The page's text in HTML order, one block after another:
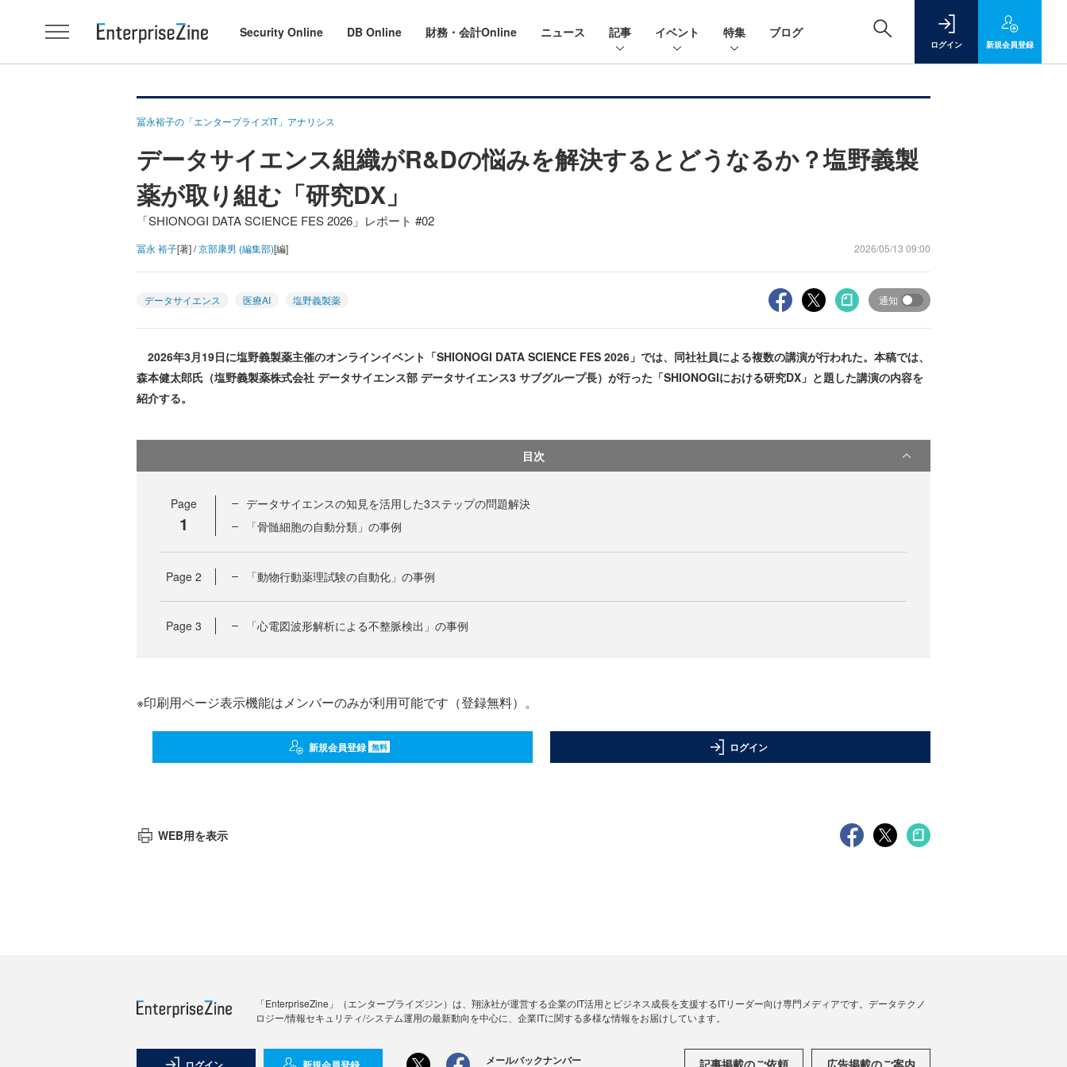
Security Online DB Online 財務・会計Online ニュース 記事 イベント 特集 ブログ
ログイン 新規会員登録
冨永裕子の「エンタープライズIT」アナリシス
データサイエンス組織がR&Dの悩みを解決するとどうなるか？塩野義製
薬が取り組む「研究DX」
「SHIONOGI DATA SCIENCE FES 2026」レポート #02
冨永 裕子[著] /京部康男 (編集部)[編] 2026/05/13 09:00
データサイエンス 医療AI 塩野義製薬 通知
2026年3月19日に塩野義製薬主催のオンラインイベント「SHIONOGI DATA SCIENCE FES 2026」では、同社社員による複数の講演が行われた。本稿では、
森本健太郎氏（塩野義製薬株式会社 データサイエンス部 データサイエンス3 サブグループ長）が行った「SHIONOGIにおける研究DX」と題した講演の内容を
紹介する。
目次
Page
1
データサイエンスの知見を活用した3ステップの問題解決
「骨髄細胞の自動分類」の事例
Page 2 「動物行動薬理試験の自動化」の事例
Page 3 「心電図波形解析による不整脈検出」の事例
※印刷用ページ表示機能はメンバーのみが利用可能です（登録無料）。
新規会員登録 無料 ログイン
WEB用を表示
「EnterpriseZine」（エンタープライズジン）は、翔泳社が運営する企業のIT活用とビジネス成長を支援するITリーダー向け専門メディアです。データテクノ
ロジー/情報セキュリティ/システム運用の最新動向を中心に、企業ITに関する多様な情報をお届けしています。
メールバックナンバー